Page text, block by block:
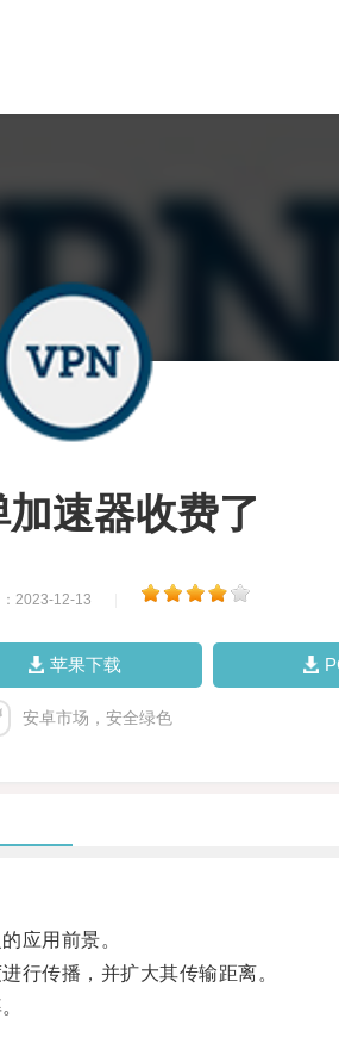
速器收费了
2023-12-13
苹果下载
安卓市场，安全绿色
应用前景。
传播，并扩大其传输距离。